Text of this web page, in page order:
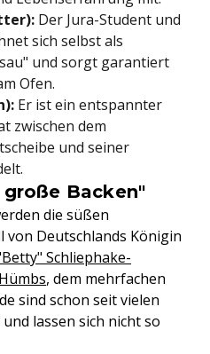
Der Jura-Student und
sich selbst als
und sorgt garantiert
Ofen.
Er ist ein entspannter
zwischen dem
und seiner
große Backen"
die süßen
Deutschlands Königin
Schliephake-
, dem mehrfachen
sind schon seit vielen
lassen sich nicht so